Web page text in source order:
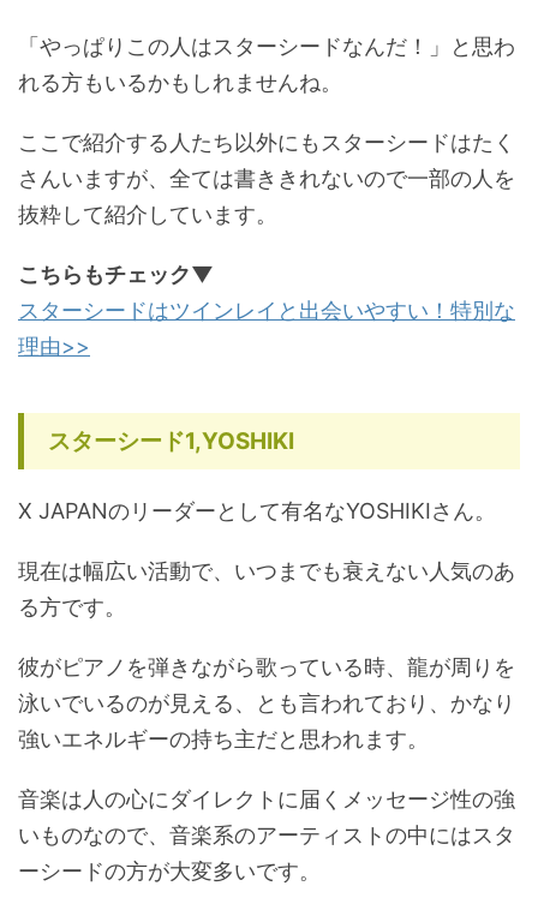
「やっぱりこの人はスターシードなんだ！」と思わ
れる方もいるかもしれませんね。
ここで紹介する人たち以外にもスターシードはたく
さんいますが、全ては書ききれないので一部の人を
抜粋して紹介しています。
こちらもチェック▼
スターシードはツインレイと出会いやすい！特別な
理由>>
スターシード1,YOSHIKI
X JAPANのリーダーとして有名なYOSHIKIさん。
現在は幅広い活動で、いつまでも衰えない人気のあ
る方です。
彼がピアノを弾きながら歌っている時、龍が周りを
泳いでいるのが見える、とも言われており、かなり
強いエネルギーの持ち主だと思われます。
音楽は人の心にダイレクトに届くメッセージ性の強
いものなので、音楽系のアーティストの中にはスタ
ーシードの方が大変多いです。